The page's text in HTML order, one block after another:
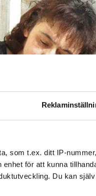
som t.ex. ditt IP-
för att kunna
Du kan
aktuella branden:
har det varit andra